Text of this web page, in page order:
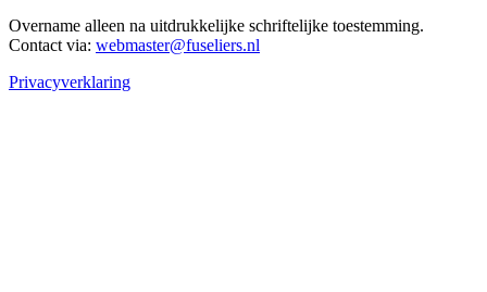
Overname alleen na uitdrukkelijke schriftelijke toestemming.
Contact via: webmaster@fuseliers.nl
Privacyverklaring